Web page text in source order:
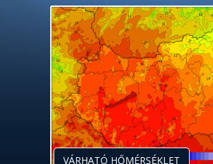
VÁRHATÓ HŐMÉRSÉKLET